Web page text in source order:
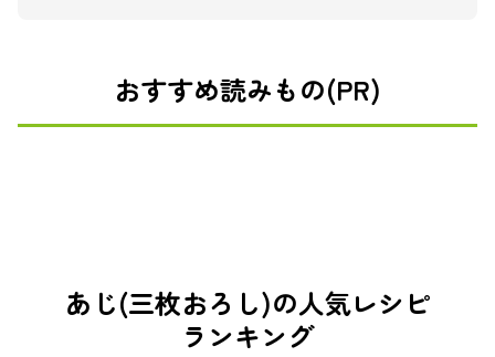
おすすめ読みもの(PR)
あじ(三枚おろし)の人気レシピ
ランキング